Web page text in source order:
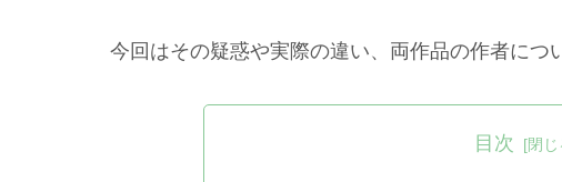
今回はその疑惑や実際の違い、両作品の作者につ
目次